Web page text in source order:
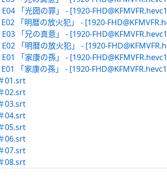
「光圀の罪」 - [1920-
「明暦の放火犯」 - [1920-
「兄の真意」 - [1920-
「明暦の放火犯」 - [1920-
「家康の孫」 - [1920-
「家康の孫」 - [1920-
01.srt
02.srt
03.srt
04.srt
05.srt
06.srt
07.srt
08.srt